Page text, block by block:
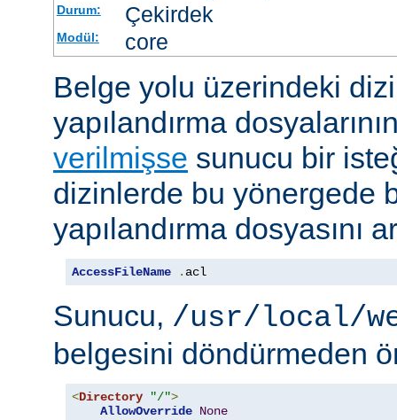
Durum: Çekirdek
Modül: core
Belge yolu üzerindeki
yapılandırma
verilmişse sunucu bir
dizinlerde bu yönergede
yapılandırma dosyasını
AccessFileName . acl
Sunucu, /usr/local/
belgesini döndürmeden
<Directory "/">
AllowOverride None